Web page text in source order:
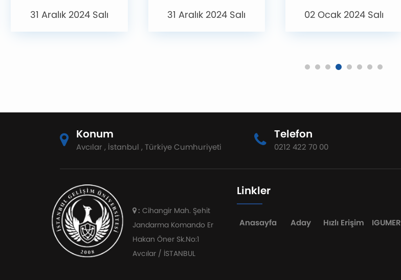
katkı sağlamaya devam
keşfetme imkanı sundu.
31 Aralık 2024 Salı
Seminere katılım oldukça
31 Aralık 2024 Salı 02 Ocak 2024 Salı
Konum
Avcılar , İstanbul , Türkiye Cumhuriyeti
Telefon
0212 422 70 00
: Cihangir Mah. Şehit
Jandarma Komando Er
Hakan Öner Sk.No:1
Avcılar / İSTANBUL
Linkler
Anasayfa Aday Hızlı Erişim IGUMER